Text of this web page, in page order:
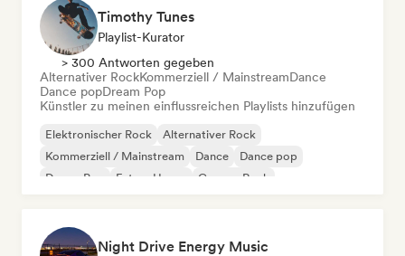
Timothy Tunes
Playlist-Kurator
> 300 Antworten gegeben
Alternativer RockKommerziell / MainstreamDance
Dance popDream Pop
Künstler zu meinen einflussreichen Playlists hinzufügen
Elektronischer Rock
Alternativer Rock
Kommerziell / Mainstream
Dance
Dance pop
Dream Pop
Future House Garage-Rock
Night Drive Energy Music